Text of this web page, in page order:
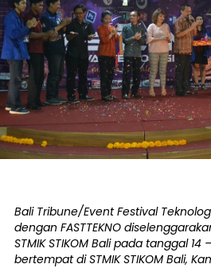
Bali Tribune/Event Festival
dengan FASTTEKNO
STMIK STIKOM Bali pada tanggal 14
bertempat di STMIK STIKOM Bali,